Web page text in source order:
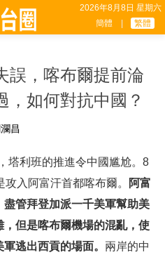
2026年8月8日 星期六
簡體
繁體
誤，喀布爾提前淪
，如何對抗中國？
昌
塔利班的推進令中國尴尬。8
入阿富汗首都喀布爾。
阿富
管拜登加派一千美軍幫助美
但是喀布爾機場的混亂，使
逃出西貢的場面。 兩岸的中